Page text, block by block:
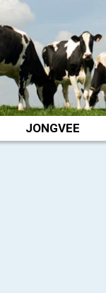
JONGVEE